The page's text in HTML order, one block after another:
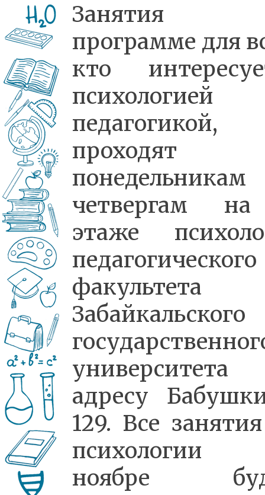
Занятия
программе для
кто
педагогикой,
проходят
четвергам
этаже
педагогического
факультета
Забайкальского
адресу
129. Все
ноябре